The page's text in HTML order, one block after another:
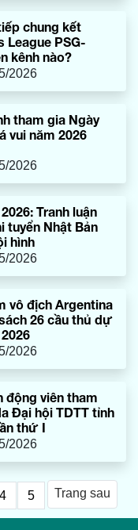
chung kết
League PSG-
kênh nào?
2026
tham gia Ngày
vui năm 2026
2026
Tranh luận
tuyển Nhật Bản
hình
2026
vô địch Argentina
26 cầu thủ dự
2026
động viên tham
Đại hội TDTT tỉnh
thứ I
2026
4 5 Trang sau